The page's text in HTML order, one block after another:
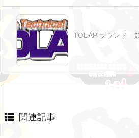
TOLAP'ラウンド
関連記事